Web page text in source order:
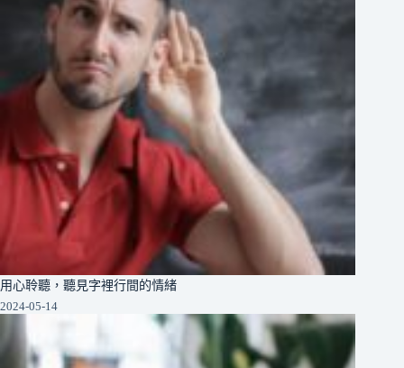
用心聆聽，聽見字裡行間的情緒
2024-05-14